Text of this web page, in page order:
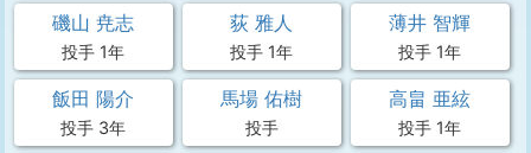
磯山 尭志
投手 1年
荻 雅人
投手 1年
薄井 智輝
投手 1年
飯田 陽介
投手 3年
馬場 佑樹
投手
高畠 亜絃
投手 1年